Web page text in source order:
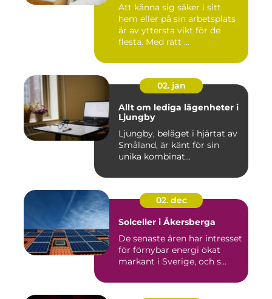
Att känna sig säker i sitt
hem eller på sin arbetsplats
är av yttersta vikt för de
flesta. Med rätt ...
02. jan
Allt om lediga lägenheter i
Ljungby
Ljungby, beläget i hjärtat av
Småland, är känt för sin
unika kombinat...
02. dec
Solceller i Åkersberga
De senaste åren har intresset
för förnybar energi ökat
markant i Sverige, och s...